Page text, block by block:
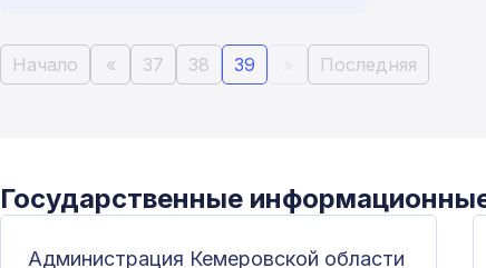
Начало « 37 38 39 Последняя
Государственные
Администрация Кемеровской области